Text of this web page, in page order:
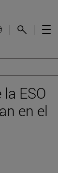
ESO
en el